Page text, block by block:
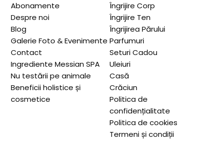
Abonamente
Despre noi
Blog
Galerie Foto & Evenimente
Contact
Ingrediente Messian SPA
Nu testării pe animale
Beneficii holistice și
cosmetice
Îngrijire Corp
Îngrijire Ten
Îngrijirea Părului
Parfumuri
Seturi Cadou
Uleiuri
Casă
Crăciun
Politica de
confidențialitate
Politica de cookies
Termeni și condiții